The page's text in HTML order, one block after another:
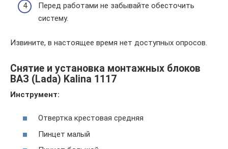
Перед работами не забывайте обесточить
систему.
Извините, в настоящее время нет доступных опросов.
Снятие и установка монтажных блоков
ВАЗ (Lada) Kalina 1117
Инструмент:
Отвертка крестовая средняя
Пинцет малый